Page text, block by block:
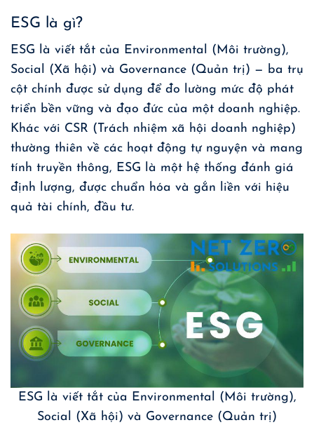
ESG là gì?
ESG là viết tắt của Environmental (Môi trường),
Social (Xã hội) và Governance (Quản trị) — ba trụ
cột chính được sử dụng để đo lường mức độ phát
triển bền vững và đạo đức của một doanh nghiệp.
Khác với CSR (Trách nhiệm xã hội doanh nghiệp)
thường thiên về các hoạt động tự nguyện và mang
tính truyền thông, ESG là một hệ thống đánh giá
định lượng, được chuẩn hóa và gắn liền với hiệu
quả tài chính, đầu tư.
ESG là viết tắt của Environmental (Môi trường),
Social (Xã hội) và Governance (Quản trị)